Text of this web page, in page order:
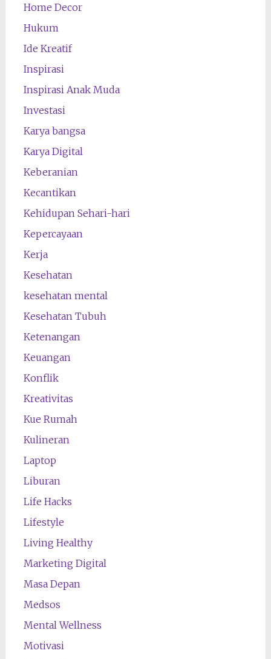
Home Decor
Hukum
Ide Kreatif
Inspirasi
Inspirasi Anak Muda
Investasi
Karya bangsa
Karya Digital
Keberanian
Kecantikan
Kehidupan Sehari-hari
Kepercayaan
Kerja
Kesehatan
kesehatan mental
Kesehatan Tubuh
Ketenangan
Keuangan
Konflik
Kreativitas
Kue Rumah
Kulineran
Laptop
Liburan
Life Hacks
Lifestyle
Living Healthy
Marketing Digital
Masa Depan
Medsos
Mental Wellness
Motivasi